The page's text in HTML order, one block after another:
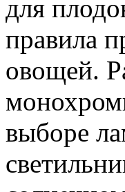
для
правила
овощей.
выборе